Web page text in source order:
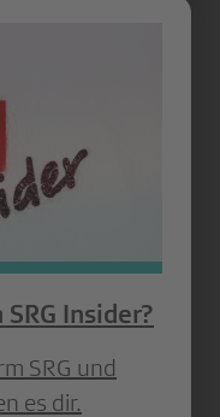
Insider?
SRG und
es dir.